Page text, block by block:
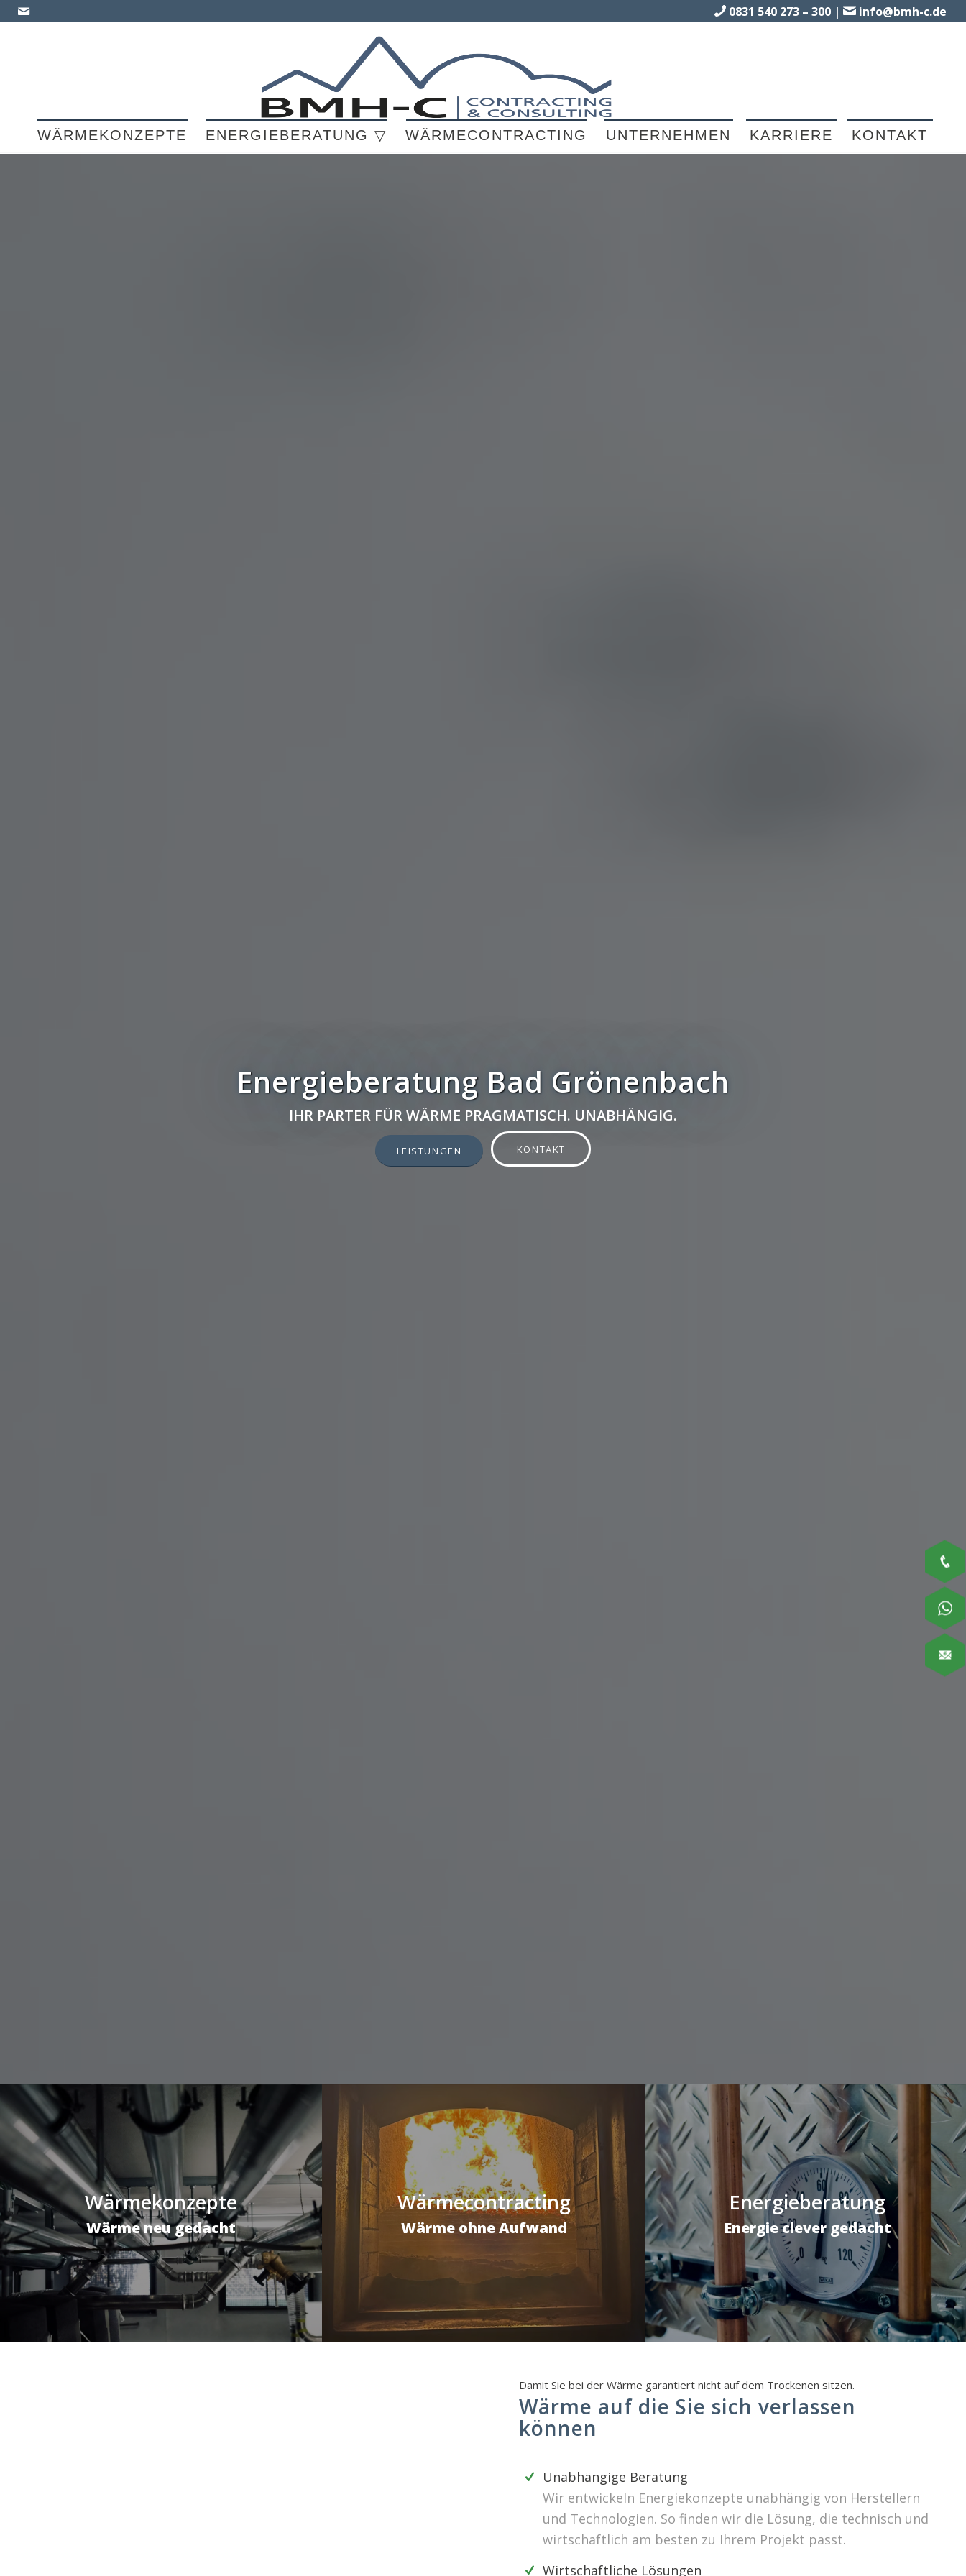
0831 540 273 – 300 | info@bmh-c.de
WÄRMEKONZEPTE ENERGIEBERATUNG ▽ WÄRMECONTRACTING UNTERNEHMEN KARRIERE KONTAKT
Energieberatung Bad Grönenbach
IHR PARTER FÜR WÄRME PRAGMATISCH. UNABHÄNGIG.
LEISTUNGEN KONTAKT
Wärmekonzepte
Wärme neu gedacht
Wärmecontracting
Wärme ohne Aufwand
Energieberatung
Energie clever gedacht
Damit Sie bei der Wärme garantiert nicht auf dem Trockenen sitzen.
Wärme auf die Sie sich verlassen
können
Unabhängige Beratung
Wir entwickeln Energiekonzepte unabhängig von Herstellern
und Technologien. So finden wir die Lösung, die technisch und
wirtschaftlich am besten zu Ihrem Projekt passt.
Wirtschaftliche Lösungen